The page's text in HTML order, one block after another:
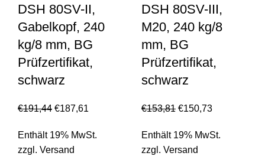
DSH 80SV-II,
Gabelkopf, 240
kg/8 mm, BG
Prüfzertifikat,
schwarz
€191,44 €187,61
Enthält 19% MwSt.
zzgl. Versand
DSH 80SV-III,
M20, 240 kg/8
mm, BG
Prüfzertifikat,
schwarz
€153,81 €150,73
Enthält 19% MwSt.
zzgl. Versand